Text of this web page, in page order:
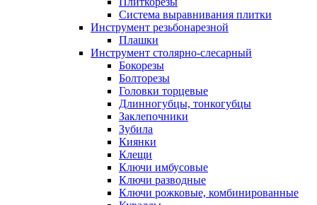
Система выравнивания плитки
Инструмент резьбонарезной
Плашки
Инструмент столярно-слесарный
Бокорезы
Болторезы
Головки торцевые
Длинногубцы, тонкогубцы
Заклепочники
Зубила
Киянки
Клещи
Ключи имбусовые
Ключи разводные
Ключи рожковые, комбинированные